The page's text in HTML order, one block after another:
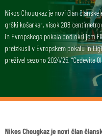
Nikos Chougkaz je novi član
grški košarkar, visok 208
in Evropskega pokala pod okriljem
preizkusil v Evropskem pokalu in
preživel sezono 2024/25. “Cedevita
Nikos Chougkaz je novi član